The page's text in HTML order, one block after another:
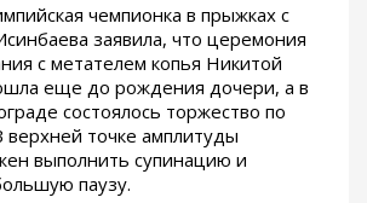
чемпионка в прыжках с
заявила, что церемония
с метателем копья Никитой
еще до рождения дочери, а в
состоялось торжество по
верхней точке амплитуды
выполнить супинацию и
паузу.